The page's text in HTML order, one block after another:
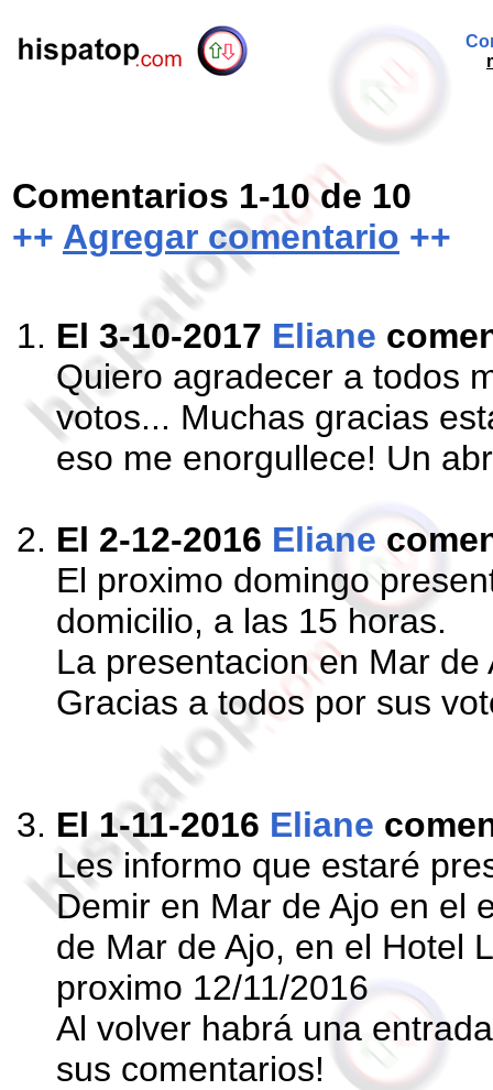
Comentarios 1-10 de 10
++ Agregar comentario ++
El 3-10-2017 Eliane
Quiero agradecer a todos
votos... Muchas gracias
eso me enorgullece! Un
El 2-12-2016 Eliane
El proximo domingo
domicilio, a las 15 horas.
La presentacion en Mar
Gracias a todos por sus
El 1-11-2016 Eliane
Les informo que estaré
Demir en Mar de Ajo en el
de Mar de Ajo, en el Hotel
proximo 12/11/2016
Al volver habrá una
sus comentarios!